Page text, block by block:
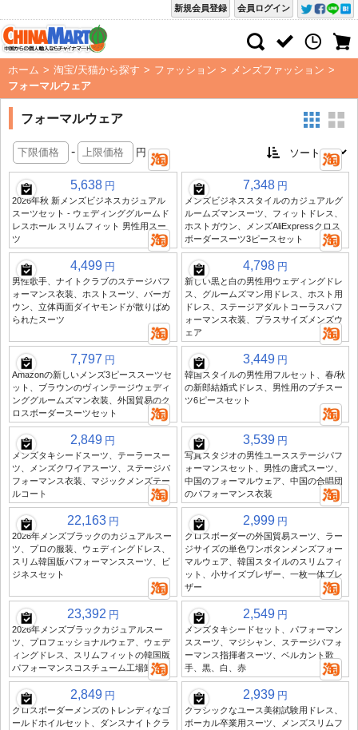
会員ログイン
新規会員登録
ホーム > 淘宝/天猫から探す > ファッション > メンズファッション >
フォーマルウェア
フォーマルウェア
- 円
5,638 円
2026年秋 新メンズビジネスカジュアル
スーツセット - ウェディンググルームド
レスホール スリムフィット 男性用スー
ツ
7,348 円
メンズビジネススタイルのカジュアルグ
ルームズマンスーツ、フィットドレス、
ホストガウン、メンズAliExpressクロス
ボーダースーツ3ピースセット
4,499 円
男性歌手、ナイトクラブのステージパフ
ォーマンス衣装、ホストスーツ、バーガ
ウン、立体両面ダイヤモンドが散りばめ
られたスーツ
4,798 円
新しい黒と白の男性用ウェディングドレ
ス、グルームズマン用ドレス、ホスト用
ドレス、ステージアダルトコーラスパフ
ォーマンス衣装、プラスサイズメンズウ
ェア
7,797 円
Amazonの新しいメンズ3ピーススーツセ
ット、ブラウンのヴィンテージウェディ
ンググルームズマン衣装、外国貿易のク
ロスボーダースーツセット
3,449 円
韓国スタイルの男性用フルセット、春/秋
の新郎結婚式ドレス、男性用のプチスー
ツ6ピースセット
2,849 円
メンズタキシードスーツ、テーラースー
ツ、メンズクワイアスーツ、ステージパ
フォーマンス衣装、マジックメンズテー
ルコート
3,539 円
写真スタジオの男性ユースステージパフ
ォーマンスセット、男性の唐式スーツ、
中国のフォーマルウェア、中国の合唱団
のパフォーマンス衣装
22,163 円
2026年メンズブラックのカジュアルスー
ツ、プロの服装、ウェディングドレス、
スリム韓国版パフォーマンススーツ、ビ
ジネスセット
2,999 円
クロスボーダーの外国貿易スーツ、ラー
ジサイズの単色ワンボタンメンズフォー
マルウェア、韓国スタイルのスリムフィ
ット、小サイズブレザー、一枚一体ブレ
ザー
23,392 円
2026年メンズブラックカジュアルスー
ツ、プロフェッショナルウェア、ウェデ
ィングドレス、スリムフィットの韓国版
パフォーマンスコスチューム工場卸売
2,549 円
メンズタキシードセット、パフォーマン
ススーツ、マジシャン、ステージパフォ
ーマンス指揮者スーツ、ベルカント歌
手、黒、白、赤
2,849 円
クロスボーダーメンズのトレンディなゴ
ールドホイルセット、ダンスナイトクラ
2,939 円
クラシックなユース美術試験用ドレス、
ボーカル卒業用スーツ、メンズスリムフ